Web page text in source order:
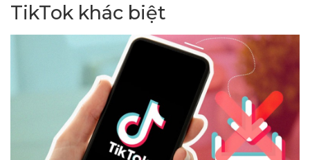
TikTok khác biệt